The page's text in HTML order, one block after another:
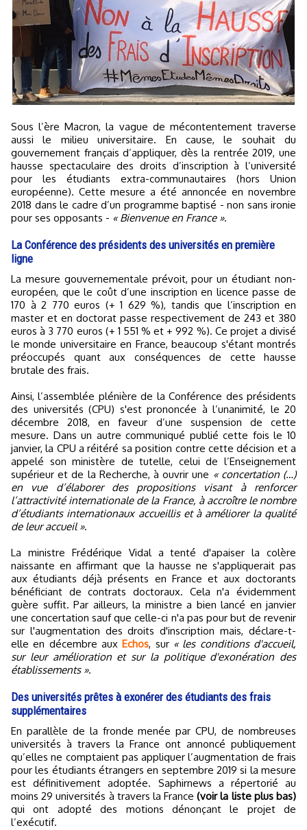
Sous l’ère Macron, la vague de mécontentement traverse
aussi le milieu universitaire. En cause, le souhait du
gouvernement français d’appliquer, dès la rentrée 2019, une
hausse spectaculaire des droits d’inscription à l’université
pour les étudiants extra-communautaires (hors Union
européenne). Cette mesure a été annoncée en novembre
2018 dans le cadre d’un programme baptisé - non sans ironie
pour ses opposants - « Bienvenue en France ».
La Conférence des présidents des universités en première
ligne
La mesure gouvernementale prévoit, pour un étudiant non-
européen, que le coût d’une inscription en licence passe de
170 à 2 770 euros (+ 1 629 %), tandis que l’inscription en
master et en doctorat passe respectivement de 243 et 380
euros à 3 770 euros (+ 1 551 % et + 992 %). Ce projet a divisé
le monde universitaire en France, beaucoup s'étant montrés
préoccupés quant aux conséquences de cette hausse
brutale des frais.
Ainsi, l’assemblée plénière de la Conférence des présidents
des universités (CPU) s'est prononcée à l’unanimité, le 20
décembre 2018, en faveur d’une suspension de cette
mesure. Dans un autre communiqué publié cette fois le 10
janvier, la CPU a réitéré sa position contre cette décision et a
appelé son ministère de tutelle, celui de l’Enseignement
supérieur et de la Recherche, à ouvrir une « concertation (…)
en vue d’élaborer des propositions visant à renforcer
l’attractivité internationale de la France, à accroître le nombre
d’étudiants internationaux accueillis et à améliorer la qualité
de leur accueil ».
La ministre Frédérique Vidal a tenté d'apaiser la colère
naissante en affirmant que la hausse ne s'appliquerait pas
aux étudiants déjà présents en France et aux doctorants
bénéficiant de contrats doctoraux. Cela n'a évidemment
guère suffit. Par ailleurs, la ministre a bien lancé en janvier
une concertation sauf que celle-ci n'a pas pour but de revenir
sur l'augmentation des droits d'inscription mais, déclare-t-
elle en décembre auxEchos, sur « les conditions d'accueil,
sur leur amélioration et sur la politique d'exonération des
établissements ».
Des universités prêtes à exonérer des étudiants des frais
supplémentaires
En parallèle de la fronde menée par CPU, de nombreuses
universités à travers la France ont annoncé publiquement
qu’elles ne comptaient pas appliquer l’augmentation de frais
pour les étudiants étrangers en septembre 2019 si la mesure
est définitivement adoptée. Saphirnews a répertorié au
moins 29 universités à travers la France(voir la liste plus bas)
qui ont adopté des motions dénonçant le projet de
l’exécutif.